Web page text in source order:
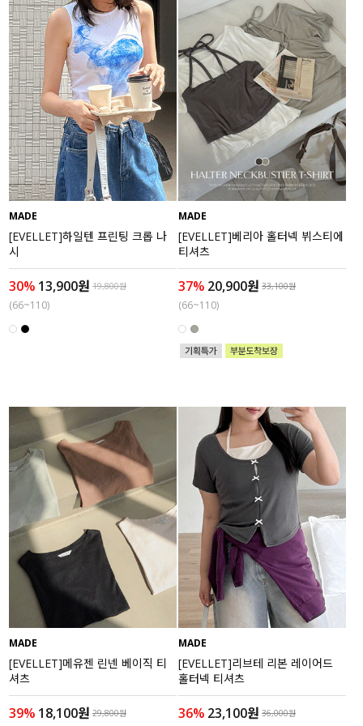
MADE
[EVELLET]하일텐 프린팅 크롭 나
시
30% 13,900원 19,800원
(66~110)
MADE
[EVELLET]베리아 홀터넥 뷔스티에
티셔츠
37% 20,900원 33,100원
(66~110)
MADE
[EVELLET]메유젠 린넨 베이직 티
셔츠
39% 18,100원 29,800원
MADE
[EVELLET]리브테 리본 레이어드
홀터넥 티셔츠
36% 23,100원 36,000원